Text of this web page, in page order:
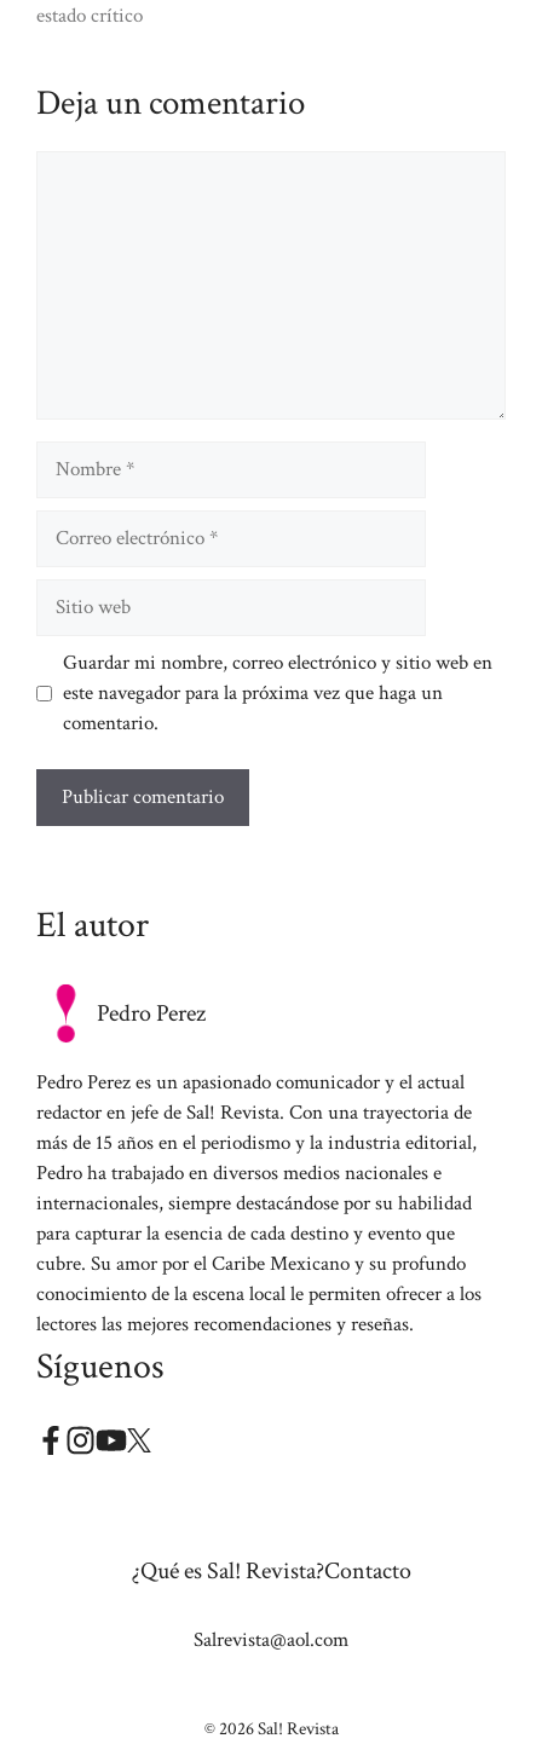
estado crítico
Deja un comentario
Nombre
electrónico
web
Guardar mi nombre, correo electrónico y sitio web en
este navegador para la próxima vez que haga un
comentario.
El autor
Pedro Perez
Pedro Perez es un apasionado comunicador y el actual
redactor en jefe de Sal! Revista. Con una trayectoria de
más de 15 años en el periodismo y la industria editorial,
Pedro ha trabajado en diversos medios nacionales e
internacionales, siempre destacándose por su habilidad
para capturar la esencia de cada destino y evento que
cubre. Su amor por el Caribe Mexicano y su profundo
conocimiento de la escena local le permiten ofrecer a los
lectores las mejores recomendaciones y reseñas.
Síguenos
¿Qué es Sal! Revista?Contacto
Salrevista@aol.com
© 2026 Sal! Revista